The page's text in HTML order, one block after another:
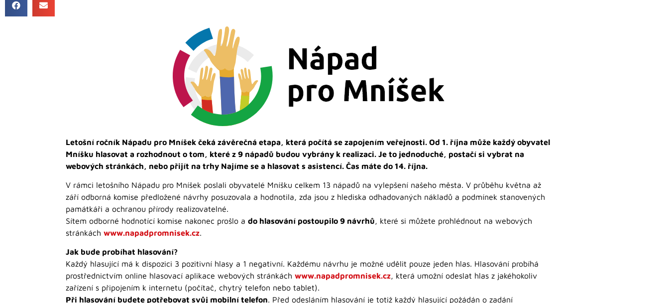
Letošní ročník Nápadu pro Mníšek čeká závěrečná etapa, která počítá se zapojením veřejnosti. Od 1. října může každý obyvatel
Mníšku hlasovat a rozhodnout o tom, které z 9 nápadů budou vybrány k realizaci. Je to jednoduché, postačí si vybrat na
webových stránkách, nebo přijít na trhy Najíme se a hlasovat s asistencí. Čas máte do 14. října.
V rámci letošního Nápadu pro Mníšek poslali obyvatelé Mníšku celkem 13 nápadů na vylepšení našeho města. V průběhu května až
září odborná komise předložené návrhy posuzovala a hodnotila, zda jsou z hlediska odhadovaných nákladů a podmínek stanovených
památkáři a ochranou přírody realizovatelné.
Sítem odborné hodnotící komise nakonec prošlo a do hlasování postoupilo 9 návrhů, které si můžete prohlédnout na webových
stránkách www.napadpromnisek.cz.
Jak bude probíhat hlasování?
Každý hlasující má k dispozici 3 pozitivní hlasy a 1 negativní. Každému návrhu je možné udělit pouze jeden hlas. Hlasování probíhá
prostřednictvím online hlasovací aplikace webových stránkách www.napadpromnisek.cz, která umožní odeslat hlas z jakéhokoliv
zařízení s připojením k internetu (počítač, chytrý telefon nebo tablet).
Při hlasování budete potřebovat svůj mobilní telefon. Před odesláním hlasování je totiž každý hlasující požádán o zadání